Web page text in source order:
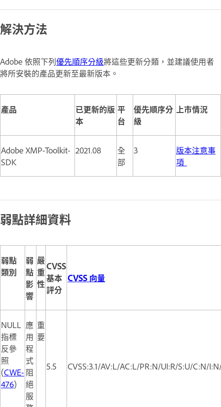
解決方法
Adobe 依照下列優先順序分級將這些更新分類，並建議使用者
將所安裝的產品更新至最新版本。
產品
已更新的版
本
平
台
優先順序分
級
上市情況
Adobe XMP-Toolkit-
SDK
2021.08
全
部
3
版本注意事
項
弱點詳細資料
弱點
類別
弱
點
影
響
嚴
重
性
CVSS
基本
評分
CVSS 向量
NULL
指標
反參
照
(CWE-
476)
應
用
程
式
阻
絕
服
重
要
5.5 CVSS:3.1/AV:L/AC:L/PR:N/UI:R/S:U/C:N/